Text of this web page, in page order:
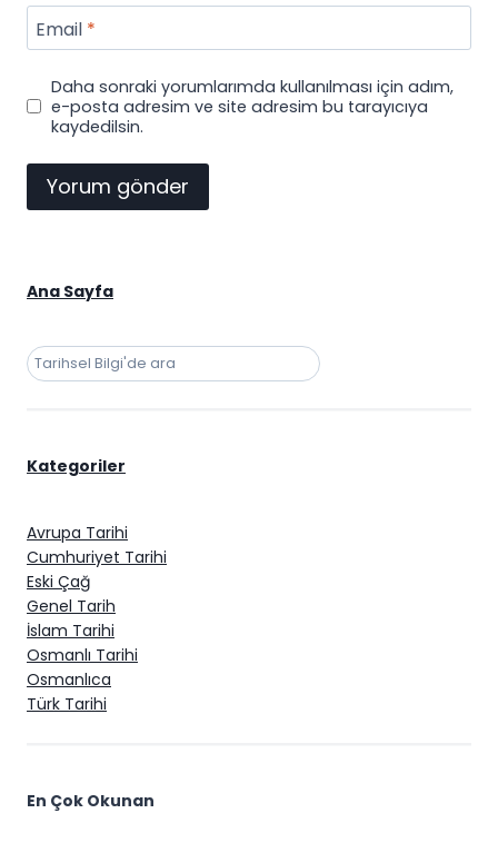
Email *
Daha sonraki yorumlarımda kullanılması için adım,
e-posta adresim ve site adresim bu tarayıcıya
kaydedilsin.
Ana Sayfa
Ara
Kategoriler
Avrupa Tarihi
Cumhuriyet Tarihi
Eski Çağ
Genel Tarih
İslam Tarihi
Osmanlı Tarihi
Osmanlıca
Türk Tarihi
En Çok Okunan